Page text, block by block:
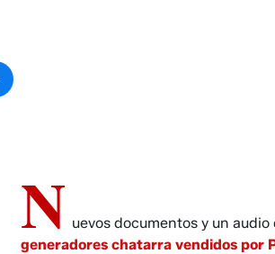
N uevos documentos y un
generadores chatarra vendidos por